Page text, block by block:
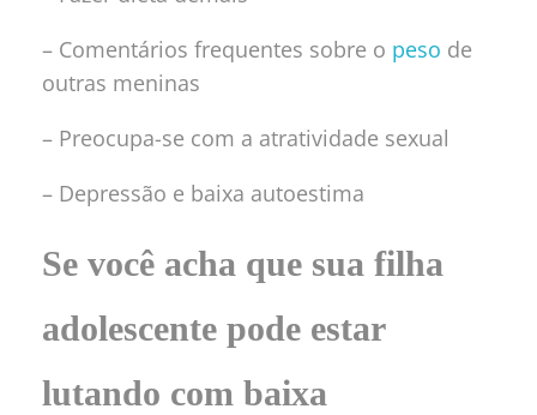
– Comentários frequentes sobre o peso de
outras meninas
– Preocupa-se com a atratividade sexual
– Depressão e baixa autoestima
Se você acha que sua filha
adolescente pode estar
lutando com baixa